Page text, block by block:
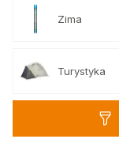
Zima
Turystyka